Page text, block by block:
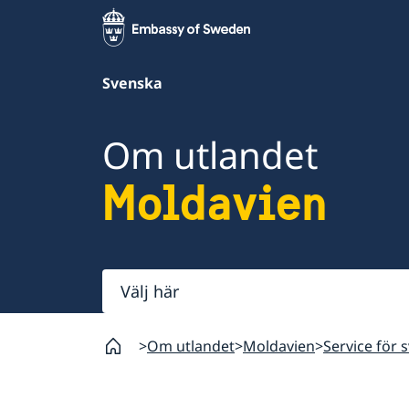
Svenska
Om utlandet
Moldavien
Välj
här
Om utlandet Moldavien Service för